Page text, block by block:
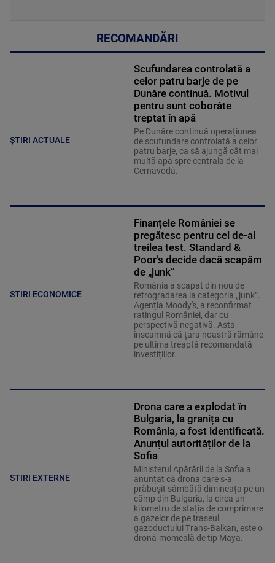
RECOMANDĂRI
ȘTIRI ACTUALE
Scufundarea controlată a
celor patru barje de pe
Dunăre continuă. Motivul
pentru sunt coborâte
treptat în apă
Pe Dunăre continuă operațiunea
de scufundare controlată a celor
patru barje, ca să ajungă cât mai
multă apă spre centrala de la
Cernavodă.
STIRI ECONOMICE
Finanțele României se
pregătesc pentru cel de-al
treilea test. Standard &
Poor’s decide dacă scapăm
de „junk”
România a scapat din nou de
retrogradarea la categoria „junk”.
Agenția Moody's, a reconfirmat
ratingul României, dar cu
perspectivă negativă. Asta
înseamnă că țara noastră rămâne
pe ultima treaptă recomandată
investițiilor.
STIRI EXTERNE
Drona care a explodat în
Bulgaria, la granița cu
România, a fost identificată.
Anunțul autorităților de la
Sofia
Ministerul Apărării de la Sofia a
anunțat că drona care s-a
prăbușit sâmbătă dimineața pe un
câmp din Bulgaria, la circa un
kilometru de stația de comprimare
a gazelor de pe traseul
gazoductului Trans-Balkan, este o
dronă-momeală de tip Maya.